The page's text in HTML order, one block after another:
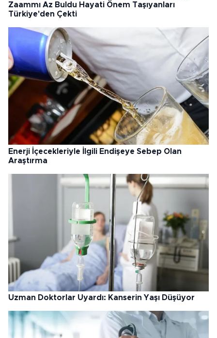
Zaammı Az Buldu Hayati Önem Taşıyanları
Türkiye'den Çekti
Enerji İçecekleriyle İlgili Endişeye Sebep Olan
Araştırma
Uzman Doktorlar Uyardı: Kanserin Yaşı Düşüyor